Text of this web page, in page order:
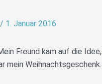
/ 1. Januar 2016
Freund kam auf die
mein Weihnachtsgeschenk.